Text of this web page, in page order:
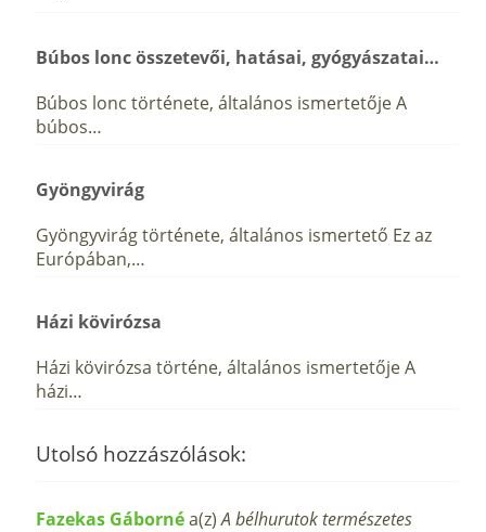
Búbos lonc összetevői, hatásai, gyógyászatai…
Búbos lonc története, általános ismertetője A
búbos…
Gyöngyvirág
Gyöngyvirág története, általános ismertető Ez az
Európában,…
Házi kövirózsa
Házi kövirózsa történe, általános ismertetője A
házi…
Utolsó hozzászólások:
Fazekas Gábornéa(z)A bélhurutok természetes